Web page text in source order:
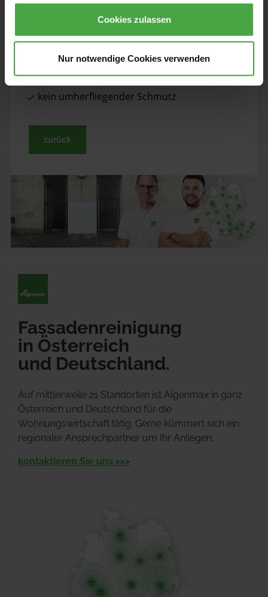
Cookies zulassen
Nur notwendige Cookies verwenden
in wenigen Stunden erledigt
kein aufrauen der Dachziegel
keine Gefahr eines Wassereintritts
kein umherfliegender Schmutz
zurück
Fassadenreinigung
in Österreich
und Deutschland.
Auf mittlerweile 21 Standorten ist Algenmax in ganz
Österreich und Deutschland für die
Wohnungswirtschaft tätig. Gerne kümmert sich ein
regionaler Ansprechpartner um Ihr Anliegen.
kontaktieren Sie uns >>>